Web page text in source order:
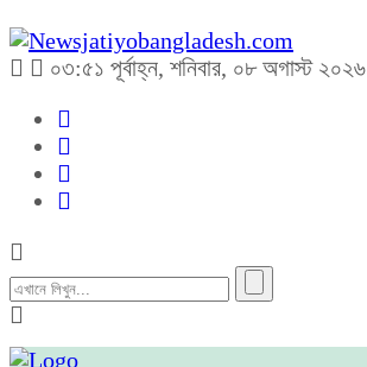
০৩:৫১ পূর্বাহ্ন, শনিবার, ০৮ অগাস্ট ২০২৬